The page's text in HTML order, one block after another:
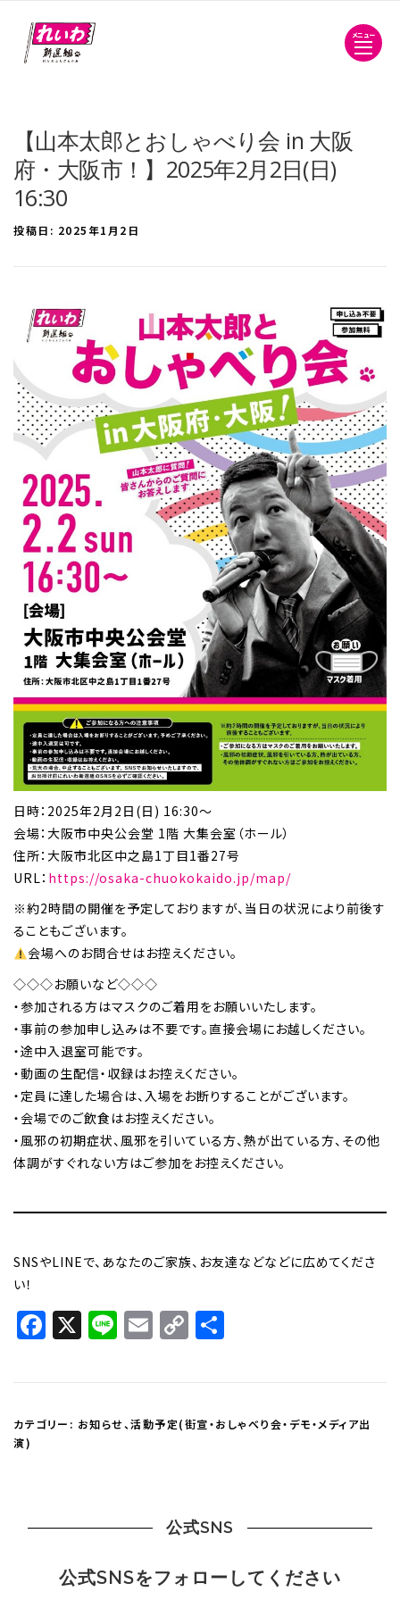
メニュー
【山本太郎とおしゃべり会 in 大阪
府・大阪市！】2025年2月2日(日)
16:30
投稿日: 2025年1月2日
日時：2025年2月2日(日) 16:30～
会場：大阪市中央公会堂 1階 大集会室（ホール）
住所：大阪市北区中之島1丁目1番27号
URL： https://osaka-chuokokaido.jp/map/
※約2時間の開催を予定しておりますが、当日の状況により前後す
ることもございます。
会場へのお問合せはお控えください。
◇◇◇お願いなど◇◇◇
・参加される方はマスクのご着用をお願いいたします。
・事前の参加申し込みは不要です。直接会場にお越しください。
・途中入退室可能です。
・動画の生配信・収録はお控えください。
・定員に達した場合は、入場をお断りすることがございます。
・会場でのご飲食はお控えください。
・風邪の初期症状、風邪を引いている方、熱が出ている方、その他
体調がすぐれない方はご参加をお控えください。
SNSやLINEで、あなたのご家族、お友達などなどに広めてくださ
い！
Facebook
X LineEmail
Copy
Link
カテゴリー: お知らせ、活動予定(街宣・おしゃべり会・デモ・メディア出
演)
公式SNS
公式SNSをフォローしてください